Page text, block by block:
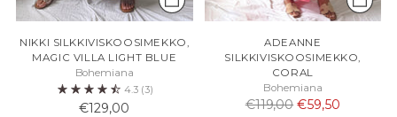
NIKKI SILKKIVISKOOSIMEKKO,
MAGIC VILLA LIGHT BLUE
Bohemiana
4.3 (3)
€129,00
ADEANNE
SILKKIVISKOOSIMEKKO,
CORAL
Bohemiana
Normaali
€119,00 €59,50